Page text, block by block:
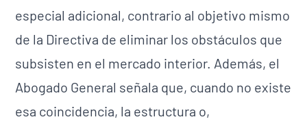
especial adicional, contrario al objetivo mismo
de la Directiva de eliminar los obstáculos que
subsisten en el mercado interior. Además, el
Abogado General señala que, cuando no existe
esa coincidencia, la estructura o,